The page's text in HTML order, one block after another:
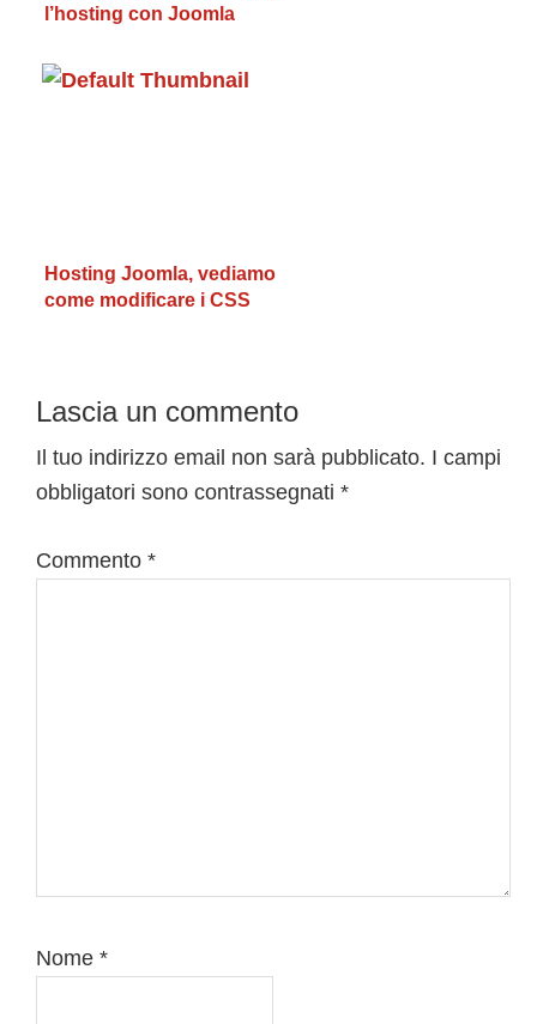
l’hosting con Joomla
Hosting Joomla, vediamo
come modificare i CSS
Interazioni
del
lettore
Lascia un commento
Il tuo indirizzo email non sarà pubblicato. I campi
obbligatori sono contrassegnati *
Commento *
Nome *